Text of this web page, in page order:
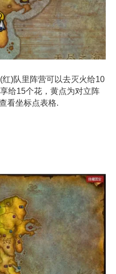
)队里阵营可以去灭火给10
给15个花，黄点为对立阵
看坐标点表格.